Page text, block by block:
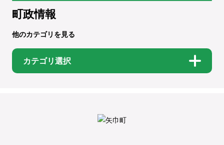
町政情報
他のカテゴリを見る
カテゴリ選択